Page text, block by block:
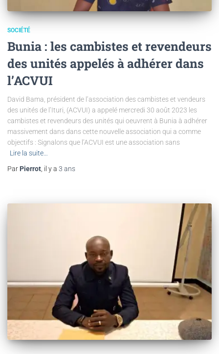
SOCIÉTÉ
Bunia : les cambistes et revendeurs
des unités appelés à adhérer dans
l’ACVUI
David Bama, président de l’association des cambistes et vendeurs
des unités de l’Ituri, (ACVUI) a appelé mercredi 30 août 2023 les
cambistes et revendeurs des unités qui oeuvrent à Bunia à adhérer
massivement dans dans cette nouvelle association qui a comme
objectifs : Signalons que l’ACVUI est une association sans
Lire la suite…
Par Pierrot , il y a 3 ans